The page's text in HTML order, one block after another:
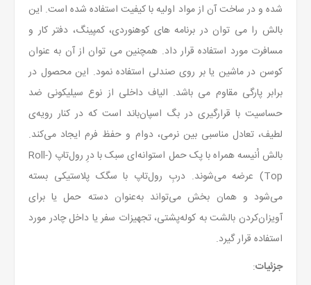
شده و در ساخت آن از مواد اولیه با کیفیت استفاده شده است. این
بالش را می توان در برنامه های کوهنوردی، کمپینگ، دفتر کار و
مسافرت مورد استفاده قرار داد. همچنین می توان از آن به عنوان
کوسن در ماشین یا بر روی صندلی استفاده نمود. این محصول در
برابر پارگی مقاوم می باشد. الیاف داخلی از نوع سیلیکونی ضد
حساسیت با قرارگیری در بگ اسپان‌باند است که در کنار رویه‌ی
لطیف، تعادل مناسبی بین نرمی، دوام و حفظ فرم ایجاد می‌کند.
بالش اُنیسه همراه با پک حمل استوانه‌ای سبک با درِ رول‌تاپ (Roll-
Top) عرضه می‌شوند. دربِ رول‌تاپ با سگک پلاستیکی بسته
می‌شود و همان بخش می‌تواند به‌عنوان دسته حمل یا برای
آویزان‌کردن بالشت به کوله‌پشتی، تجهیزات سفر یا داخل چادر مورد
استفاده قرار گیرد.
جزئیات: